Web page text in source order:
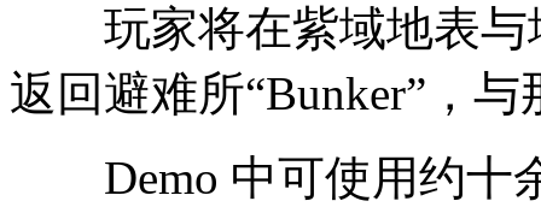
玩家将在紫域地表与
返回避难所“Bunker”，
Demo 中可使用约十